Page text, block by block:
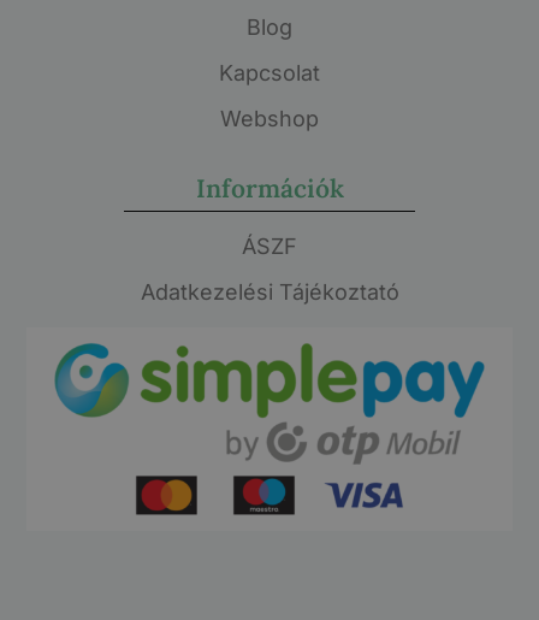
Blog
Kapcsolat
Webshop
Információk
ÁSZF
Adatkezelési Tájékoztató